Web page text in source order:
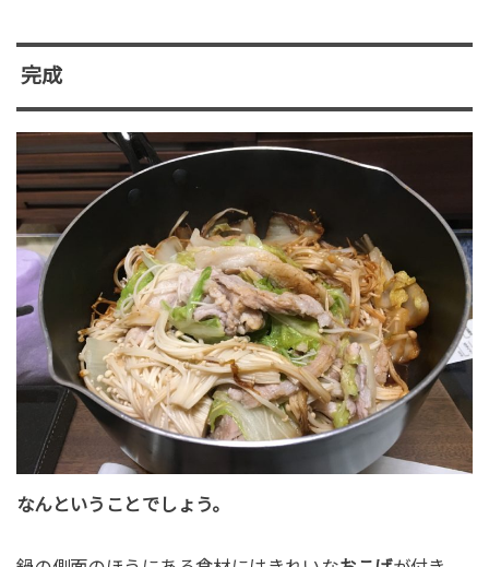
完成
なんということでしょう。